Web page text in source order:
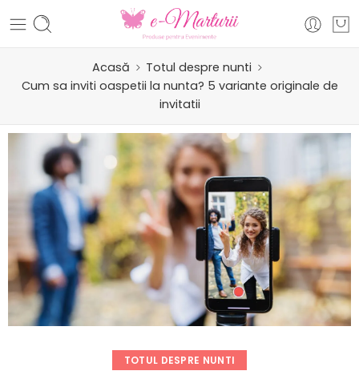
Acasă
Totul despre nunti
Cum sa inviti oaspetii la nunta? 5 variante originale de
invitatii
TOTUL DESPRE NUNTI